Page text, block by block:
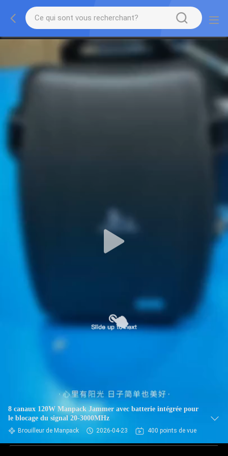
8 canaux 120W Manpack Jammer avec batterie intégrée pour
le blocage du signal 20-3000MHz
Brouilleur de Manpack 2026-04-23 400 points de vue